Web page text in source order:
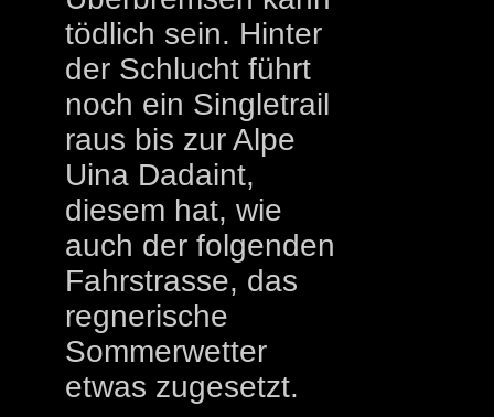
tödlich sein. Hinter
der Schlucht führt
noch ein Singletrail
raus bis zur Alpe
Uina Dadaint,
diesem hat, wie
auch der folgenden
Fahrstrasse, das
regnerische
Sommerwetter
etwas zugesetzt.